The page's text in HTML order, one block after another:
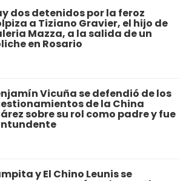
dos detenidos por la feroz
a Tiziano Gravier, el hijo de
Mazza, a la salida de un
en Rosario
Vicuña se defendió de los
de la China
sobre su rol como padre y fue
y El Chino Leunis se